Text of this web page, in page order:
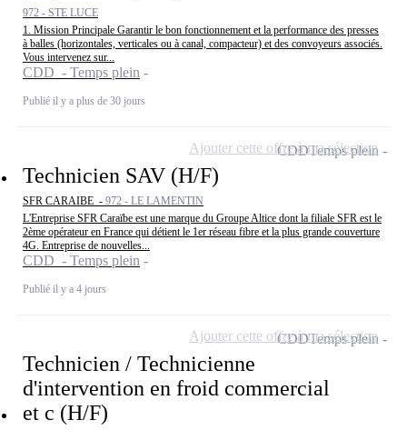
972 - STE LUCE
1. Mission Principale Garantir le bon fonctionnement et la performance des presses
à balles (horizontales, verticales ou à canal, compacteur) et des convoyeurs associés.
Vous intervenez sur...
CDD - Temps plein
Publié il y a plus de 30 jours
Technicien SAV (H/F)
SFR CARAIBE - 972 - LE LAMENTIN
L'Entreprise SFR Caraïbe est une marque du Groupe Altice dont la filiale SFR est le
2ème opérateur en France qui détient le 1er réseau fibre et la plus grande couverture
4G. Entreprise de nouvelles...
CDD - Temps plein
Publié il y a 4 jours
CDDTemps plein
Ajouter cette offre à ma sélection
Technicien / Technicienne
d'intervention en froid commercial
et c (H/F)
CDDTemps plein
Ajouter cette offre à ma sélection